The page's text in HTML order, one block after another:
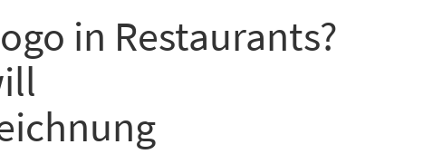
in Restaurants?